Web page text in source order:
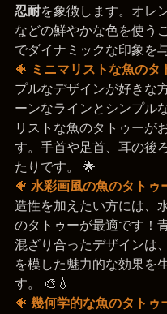
忍耐を象徴します。オレ
などの鮮やかな色を使う
でダイナミックな印象を
🐠 ミニマリストな魚のタ
プルなデザインが好きな
ーンなラインとシンプル
リストな魚のタトゥーが
す。手首や足首、耳の後
たりです。 🌟
🐠 水彩画風の魚のタトゥ
造性を加えたい方には、
のタトゥーが最適です！
混ざり合ったデザインは
を模した魅力的な効果を
す。 🎨💧
🐠 幾何学的な魚のタトゥ